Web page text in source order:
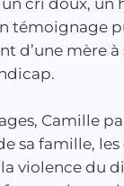
témoignage
d’une mère à
Camille
sa famille, les
la violence du